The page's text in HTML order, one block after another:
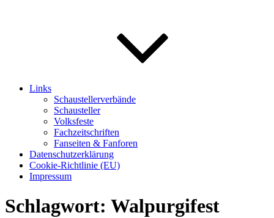
Links
Schaustellerverbände
Schausteller
Volksfeste
Fachzeitschriften
Fanseiten & Fanforen
Datenschutzerklärung
Cookie-Richtlinie (EU)
Impressum
Schlagwort: Walpurgifest